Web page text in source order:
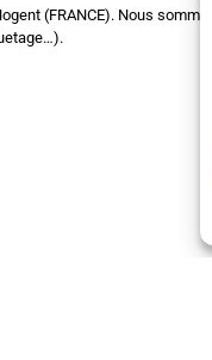
(FRANCE). Nous